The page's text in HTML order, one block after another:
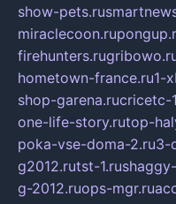
show-pets.ru
miraclecoon.ru
firehunters.ru
hometown-france.ru1-
shop-garena.rucricetc-
one-life-story.rutop-
poka-vse-doma-2.ru3-
g2012.rutst-1.ru
g-2012.ruops-mgr.ru